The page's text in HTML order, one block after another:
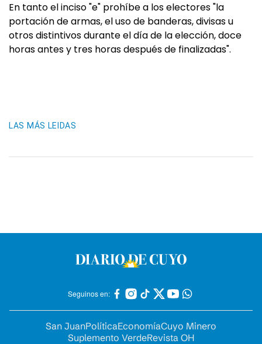
En tanto el inciso "e" prohíbe a los electores "la
portación de armas, el uso de banderas, divisas u
otros distintivos durante el día de la elección, doce
horas antes y tres horas después de finalizadas".
LAS MÁS LEIDAS
Seguinos en:
San JuanPolíticaEconomíaCuyo Minero
Suplemento VerdeRevista OH